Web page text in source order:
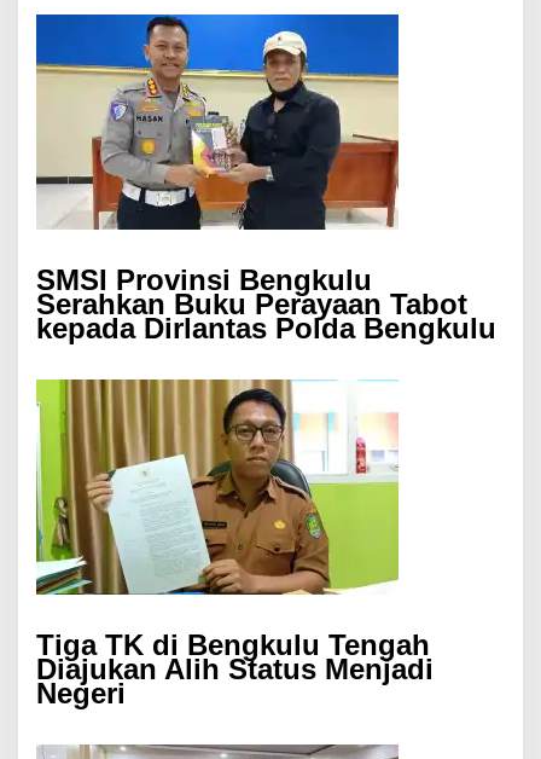
SMSI Provinsi Bengkulu
Serahkan Buku Perayaan Tabot
kepada Dirlantas Polda Bengkulu
Tiga TK di Bengkulu Tengah
Diajukan Alih Status Menjadi
Negeri